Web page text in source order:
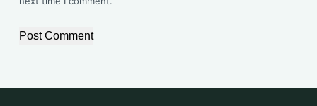
Post Comment